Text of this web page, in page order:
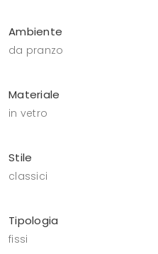
Ambiente
da pranzo
Materiale
in vetro
Stile
classici
Tipologia
fissi